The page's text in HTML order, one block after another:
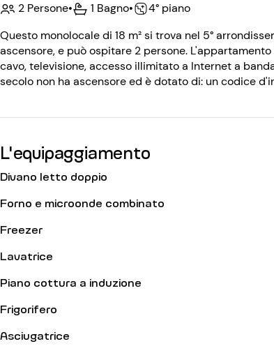
2 Persone• 1 Bagno•
4° piano
Questo monolocale di 18 m² si trova nel 5°
ascensore, e può ospitare 2 persone.
cavo, televisione, accesso illimitato a Internet a
secolo non ha ascensore ed è dotato di: un codice
L'equipaggiamento
Divano letto doppio
Forno e microonde combinato
Freezer
Lavatrice
Piano cottura a induzione
Frigorifero
Asciugatrice